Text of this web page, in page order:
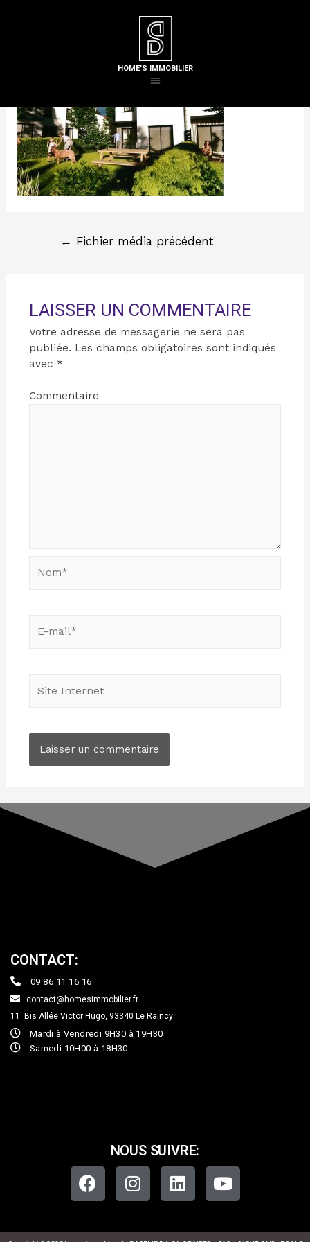
HOME'S IMMOBILIER
/ Par
← Fichier média précédent
LAISSER UN COMMENTAIRE
Votre adresse de messagerie ne sera pas
publiée. Les champs obligatoires sont indiqués
avec *
Commentaire
CONTACT:
09 86 11 16 16
contact@homesimmobilier.fr
11 Bis Allée Victor Hugo, 93340 Le Raincy
Mardi à Vendredi 9H30 à 19H30
Samedi 10H00 à 18H30
NOUS SUIVRE: